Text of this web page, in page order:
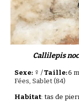
Callilepis
Sexe: ♀ /Taille:6
Fées, Sablet(84)
Habitat:tas de